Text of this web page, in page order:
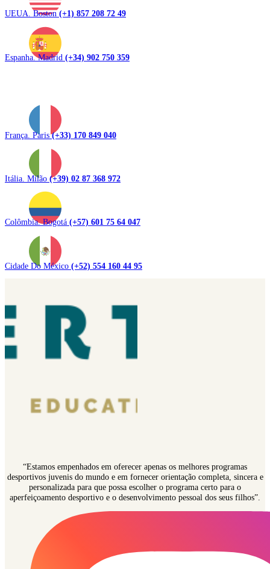
UEUA. Boston(+1) 857 208 72 49
Espanha. Madrid (+34) 902 750 359
França. Paris(+33) 170 849 040
Itália. Milão (+39) 02 87 368 972
Colômbia. Bogotá (+57) 601 75 64 047
Cidade Do México (+52) 554 160 44 95
“Estamos empenhados em oferecer apenas os melhores programas
desportivos juvenis do mundo e em fornecer orientação completa, sincera e
personalizada para que possa escolher o programa certo para o
aperfeiçoamento desportivo e o desenvolvimento pessoal dos seus filhos”.